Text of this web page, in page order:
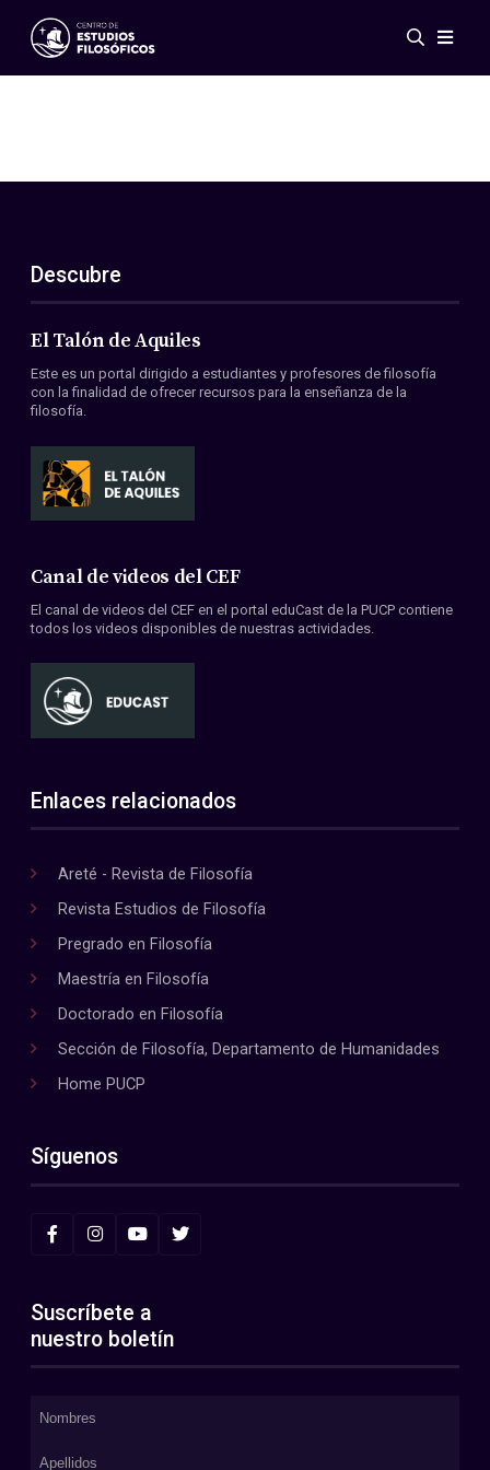
Eventos
ES
EN
Acerca de nosotros
Miembros
Convenios
Descubre
El Talón de Aquiles
Este es un portal dirigido a estudiantes y profesores de filosofía
con la finalidad de ofrecer recursos para la enseñanza de la
filosofía.
Canal de videos del CEF
El canal de videos del CEF en el portal eduCast de la PUCP contiene
todos los videos disponibles de nuestras actividades.
Enlaces relacionados
Areté - Revista de Filosofía
Revista Estudios de Filosofía
Pregrado en Filosofía
Maestría en Filosofía
Doctorado en Filosofía
Sección de Filosofía, Departamento de Humanidades
Home PUCP
Síguenos
Suscríbete a
nuestro boletín